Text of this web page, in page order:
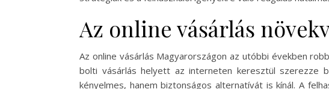
Az online vásárlás
Az online vásárlás Magyarországon az utóbbi években
bolti vásárlás helyett az interneten keresztül szerezze
kényelmes, hanem biztonságos alternatívát is kínál. A